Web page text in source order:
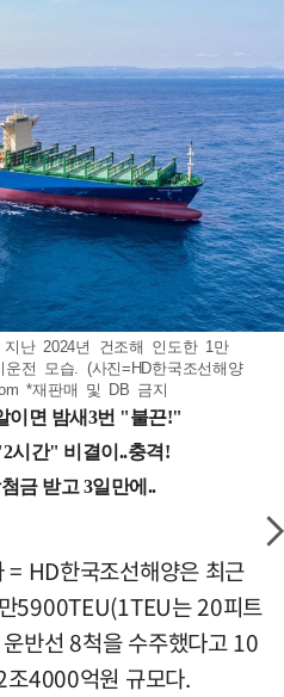
지난 2024년 건조해 인도한 1만
전 모습. (사진=HD한국조선해양
*재판매 및 DB 금지
= HD한국조선해양은 최근
5900TEU(1TEU는 20피트
반선 8척을 수주했다고 10
조4000억원 규모다.